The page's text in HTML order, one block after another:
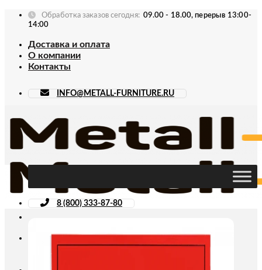
Skip
Обработка заказов сегодня: 09.00 - 18.00, перерыв 13:00-
14:00
Доставка и оплата
О компании
Контакты
INFO@METALL-FURNITURE.RU
Искать:
8 (800) 333-87-80